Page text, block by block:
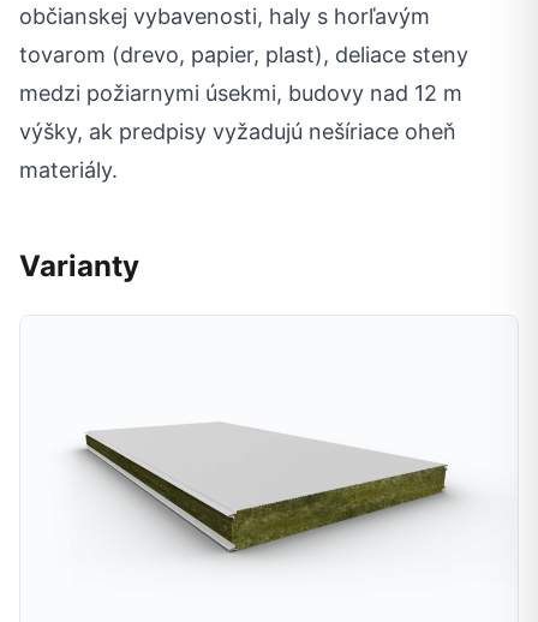
občianskej vybavenosti, haly s horľavým
tovarom (drevo, papier, plast), deliace steny
medzi požiarnymi úsekmi, budovy nad 12 m
výšky, ak predpisy vyžadujú nešíriace oheň
materiály.
Varianty